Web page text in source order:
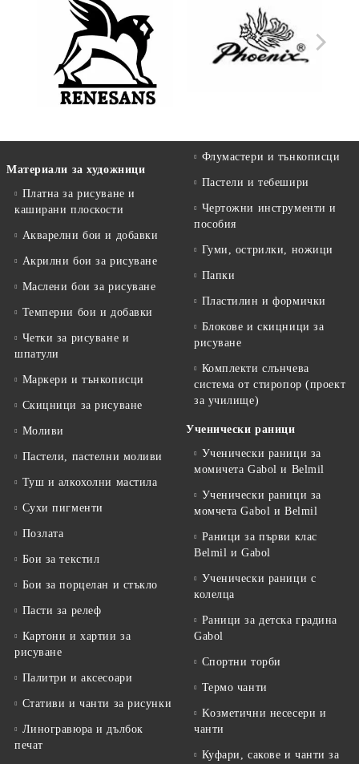
Материали за художници
Платна за рисуване и
каширани плоскости
Акварелни бои и добавки
Акрилни бои за рисуване
Маслени бои за рисуване
Темперни бои и добавки
Четки за рисуване и
шпатули
Маркери и тънкописци
Скицници за рисуване
Моливи
Пастели, пастелни моливи
Туш и алкохолни мастила
Сухи пигменти
Позлата
Бои за текстил
Бои за порцелан и стъкло
Пасти за релеф
Картони и хартии за
рисуване
Палитри и аксесоари
Стативи и чанти за рисунки
Линогравюра и дълбок
печат
Флумастери и тънкописци
Пастели и тебешири
Чертожни инструменти и
пособия
Гуми, острилки, ножици
Папки
Пластилин и формички
Блокове и скицници за
рисуване
Комплекти слънчева
система от стиропор (проект
за училище)
Ученически раници
Ученически раници за
момичета Gabol и Belmil
Ученически раници за
момчета Gabol и Belmil
Раници за първи клас
Belmil и Gabol
Ученически раници с
колелца
Раници за детска градина
Gabol
Спортни торби
Термо чанти
Kозметични несесери и
чанти
Куфари, сакове и чанти за